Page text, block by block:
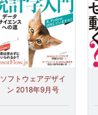
ソフトウェアデザイ
ン 2018年9月号